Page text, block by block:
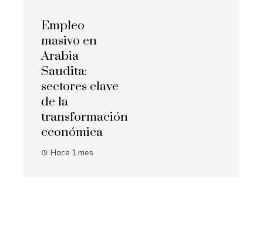
Empleo
masivo en
Arabia
Saudita:
sectores clave
de la
transformación
económica
Hace 1 mes